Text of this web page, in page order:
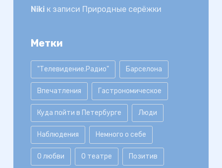
Nikiк записи Природные серёжки
Метки
"Телевидение.Радио" Барселона
Впечатления Гастрономическое
Куда пойти в Петербурге Люди
Наблюдения Немного о себе
О любви О театре Позитив